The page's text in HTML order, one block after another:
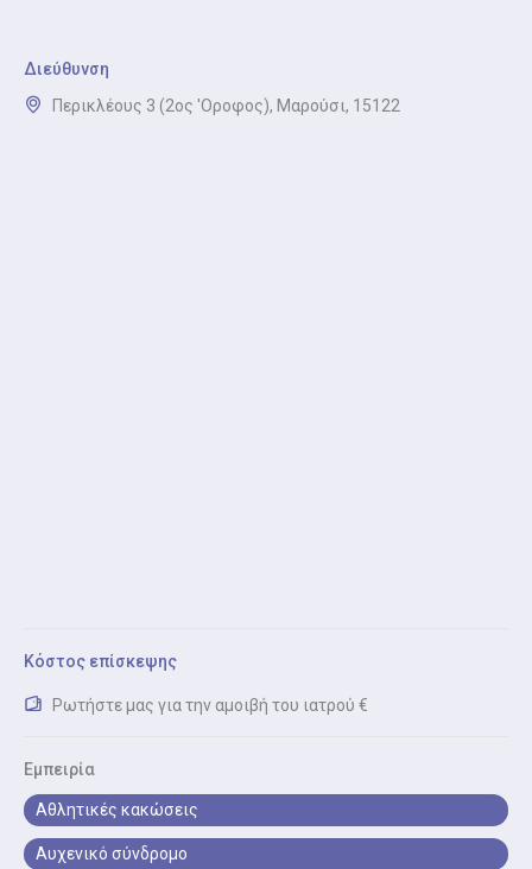
Διεύθυνση
Περικλέους 3 (2ος 'Οροφος), Μαρούσι, 15122
Κόστος επίσκεψης
Ρωτήστε μας για την αμοιβή του ιατρού €
Εμπειρία
Αθλητικές κακώσεις
Αυχενικό σύνδρομο
Αντιμετώπιση Πόνου στο Γόνατο
Αντιμετώπιση Πόνου στο Γόνατο: Αποκατάσταση
Αντιμετώπιση Κακής Στάσης Σώματος
στη σωστή στάση και εργονομία για πρόληψη
μυοσκελετικών πόνων.